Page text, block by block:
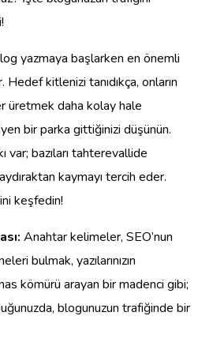
yazmaya başlarken en önemli
Hedef kitlenizi tanıdıkça, onların
üretmek daha kolay hale
bir parka gittiğinizi düşünün.
var; bazıları tahterevallide
kaymayı tercih eder.
keşfedin!
Anahtar kelimeler, SEO’nun
bulmak, yazılarınızın
kömürü arayan bir madenci gibi;
blogunuzun trafiğinde bir